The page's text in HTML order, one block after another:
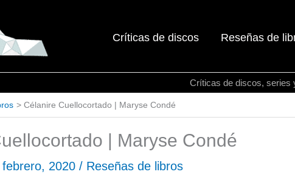
Críticas de discos Reseñas de
Críticas de discos, series
Célanire Cuellocortado | Maryse Condé
| Maryse Condé
febrero, 2020 / Reseñas de libros